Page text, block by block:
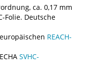
ca. 0,17 mm
Folie. Deutsche
REACH-
SVHC-